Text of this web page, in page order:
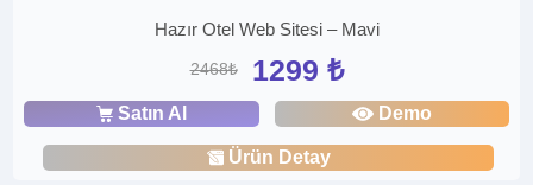
Hazır Otel Web Sitesi – Mavi
2468₺ 1299 ₺
Satın Al Demo
Ürün Detay